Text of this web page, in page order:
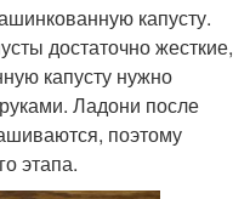
капусту.
достаточно жесткие,
капусту нужно
Ладони после
поэтому
этапа.